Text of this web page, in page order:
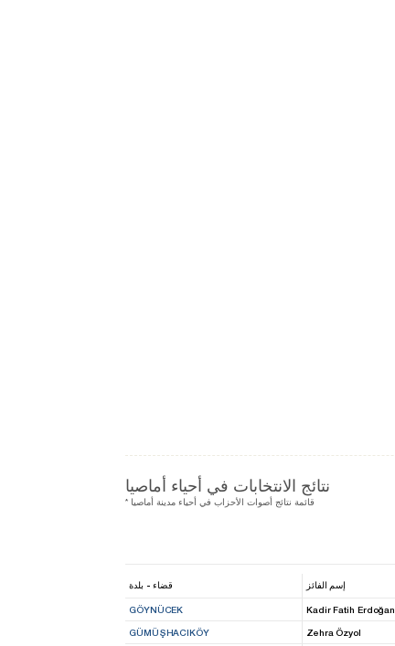
نتائج الانتخابات في أحياء أماصيا
* قائمة نتائج أصوات الأحزاب في أحياء مدينة أماصيا
قضاء - بلدة إسم الفائز
GÖYNÜCEK Kadir Fatih Erdoğan
GÜMÜŞHACIKÖY Zehra Özyol